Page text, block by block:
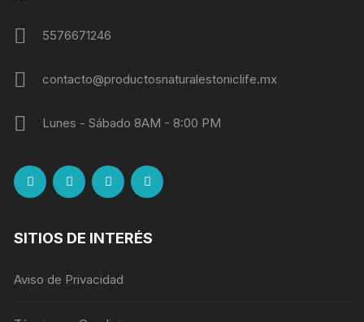
5576671246
contacto@productosnaturalestoniclife.mx
Lunes - Sábado 8AM - 8:00 PM
SITIOS DE INTERÉS
Aviso de Privacidad